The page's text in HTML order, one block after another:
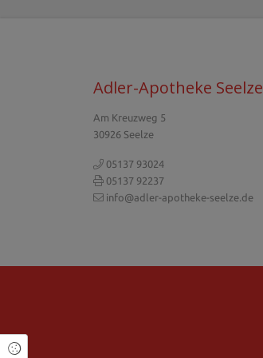
Adler-Apotheke Seelze
Am Kreuzweg 5
30926 Seelze
05137 93024
05137 92237
info@adler-apotheke-seelze.de